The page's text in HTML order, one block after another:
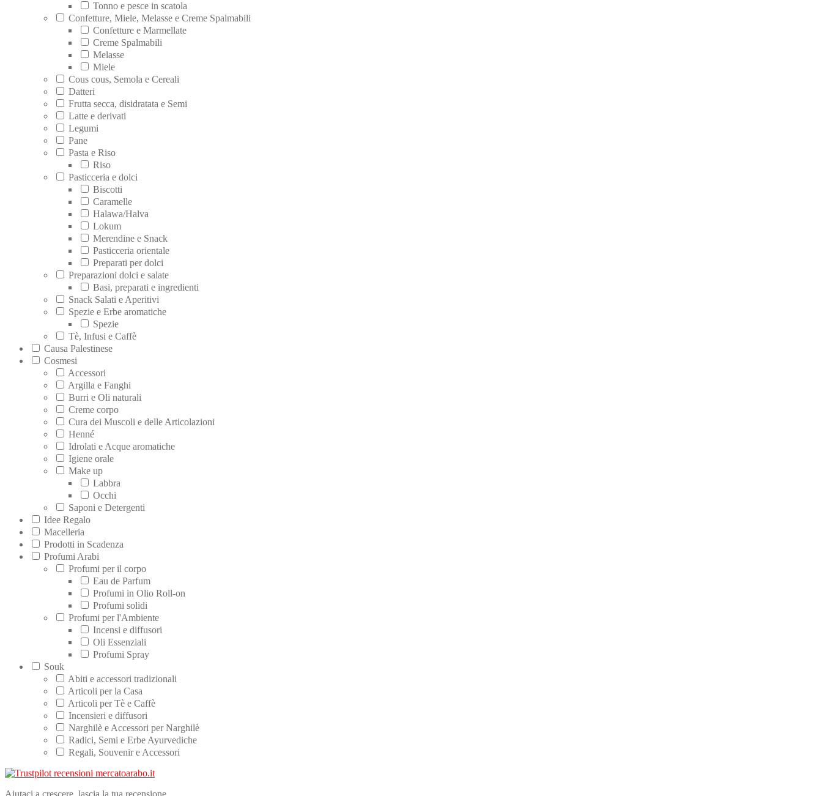
Tonno e pesce in scatola
Confetture, Miele, Melasse e Creme Spalmabili
Confetture e Marmellate
Creme Spalmabili
Melasse
Miele
Cous cous, Semola e Cereali
Datteri
Frutta secca, disidratata e Semi
Latte e derivati
Legumi
Pane
Pasta e Riso
Riso
Pasticceria e dolci
Biscotti
Caramelle
Halawa/Halva
Lokum
Merendine e Snack
Pasticceria orientale
Preparati per dolci
Preparazioni dolci e salate
Basi, preparati e ingredienti
Snack Salati e Aperitivi
Spezie e Erbe aromatiche
Spezie
Tè, Infusi e Caffè
Causa Palestinese
Cosmesi
Accessori
Argilla e Fanghi
Burri e Oli naturali
Creme corpo
Cura dei Muscoli e delle Articolazioni
Henné
Idrolati e Acque aromatiche
Igiene orale
Make up
Labbra
Occhi
Saponi e Detergenti
Idee Regalo
Macelleria
Prodotti in Scadenza
Profumi Arabi
Profumi per il corpo
Eau de Parfum
Profumi in Olio Roll-on
Profumi solidi
Profumi per l'Ambiente
Incensi e diffusori
Oli Essenziali
Profumi Spray
Souk
Abiti e accessori tradizionali
Articoli per la Casa
Articoli per Tè e Caffè
Incensieri e diffusori
Narghilè e Accessori per Narghilè
Radici, Semi e Erbe Ayurvediche
Regali, Souvenir e Accessori